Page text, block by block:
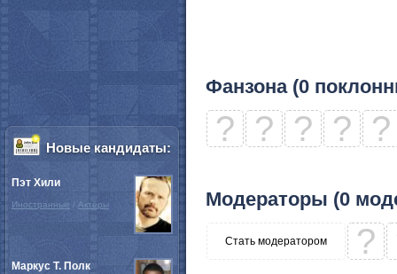
Фанзона (0
? ? ? ? ?
Модераторы (0
Стать модератором ?
Новые кандидаты:
Пэт Хили
Иностранные / Актёры
Маркус Т. Полк